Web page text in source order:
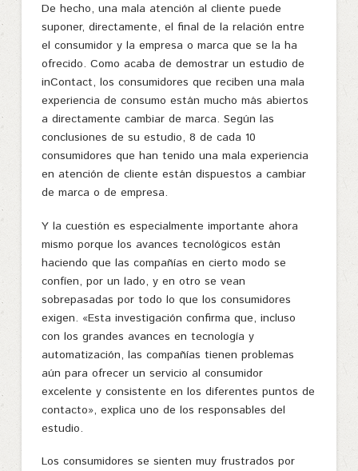
De hecho, una mala atención al cliente puede
suponer, directamente, el final de la relación entre
el consumidor y la empresa o marca que se la ha
ofrecido. Como acaba de demostrar un estudio de
inContact, los consumidores que reciben una mala
experiencia de consumo están mucho más abiertos
a directamente cambiar de marca. Según las
conclusiones de su estudio, 8 de cada 10
consumidores que han tenido una mala experiencia
en atención de cliente están dispuestos a cambiar
de marca o de empresa.
Y la cuestión es especialmente importante ahora
mismo porque los avances tecnológicos están
haciendo que las compañías en cierto modo se
confíen, por un lado, y en otro se vean
sobrepasadas por todo lo que los consumidores
exigen. «Esta investigación confirma que, incluso
con los grandes avances en tecnología y
automatización, las compañías tienen problemas
aún para ofrecer un servicio al consumidor
excelente y consistente en los diferentes puntos de
contacto», explica uno de los responsables del
estudio.
Los consumidores se sienten muy frustrados por